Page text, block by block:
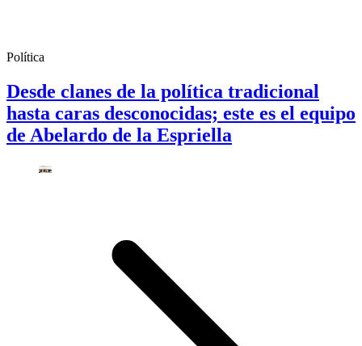
Política
Desde clanes de la política tradicional
hasta caras desconocidas; este es el equipo
de Abelardo de la Espriella